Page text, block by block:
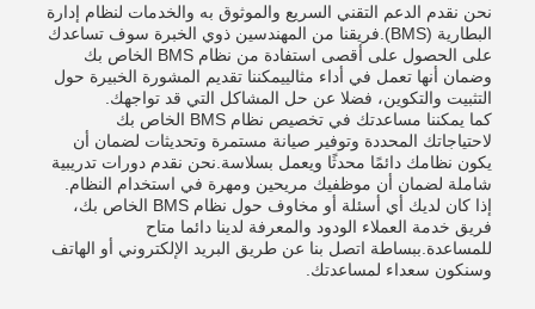
نحن نقدم الدعم التقني السريع والموثوق به والخدمات لنظام إدارة
البطارية (BMS).فريقنا من المهندسين ذوي الخبرة سوف تساعدك
على الحصول على أقصى استفادة من نظام BMS الخاص بك
وضمان أنها تعمل في أداء مثالييمكننا تقديم المشورة الخبيرة حول
التثبيت والتكوين، فضلا عن حل المشاكل التي قد تواجهك.
كما يمكننا مساعدتك في تخصيص نظام BMS الخاص بك
لاحتياجاتك المحددة وتوفير صيانة مستمرة وتحديثات لضمان أن
يكون نظامك دائمًا محدثًا ويعمل بسلاسة.نحن نقدم دورات تدريبية
شاملة لضمان أن موظفيك مريحين ومهرة في استخدام النظام.
إذا كان لديك أي أسئلة أو مخاوف حول نظام BMS الخاص بك،
فريق خدمة العملاء الودود والمعرفة لدينا دائما متاح
للمساعدة.ببساطة اتصل بنا عن طريق البريد الإلكتروني أو الهاتف
وسنكون سعداء لمساعدتك.